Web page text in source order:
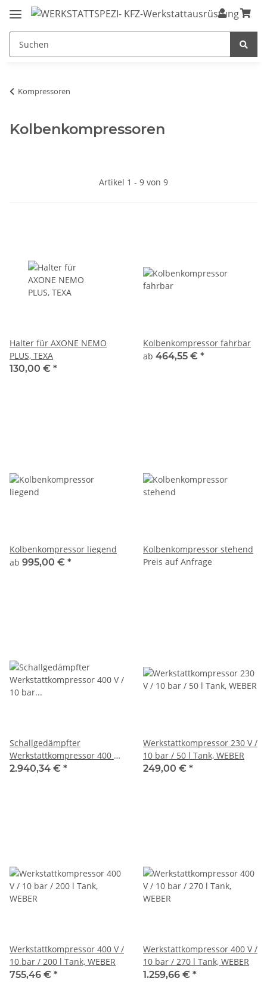
Kompressoren
Kolbenkompressoren
Artikel 1 - 9 von 9
Halter für AXONE NEMO
PLUS, TEXA
130,00 € *
Kolbenkompressor fahrbar
ab 464,55 € *
Kolbenkompressor liegend
ab 995,00 € *
Kolbenkompressor stehend
Preis auf Anfrage
Schallgedämpfter
Werkstattkompressor 400 V /
10 bar / 500 l Tank, WEBER
2.940,34 € *
Werkstattkompressor 230 V /
10 bar / 50 l Tank, WEBER
249,00 € *
Werkstattkompressor 400 V /
10 bar / 200 l Tank, WEBER
755,46 € *
Werkstattkompressor 400 V /
10 bar / 270 l Tank, WEBER
1.259,66 € *